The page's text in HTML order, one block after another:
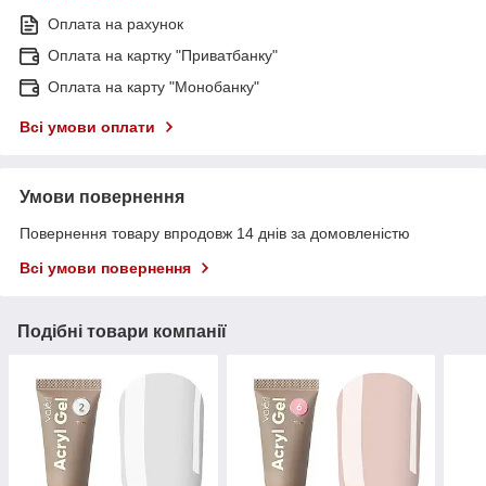
Оплата на рахунок
Оплата на картку "Приватбанку"
Оплата на карту "Монобанку"
Всі умови оплати
Умови повернення
Повернення товару впродовж 14 днів за домовленістю
Всі умови повернення
Подібні товари компанії